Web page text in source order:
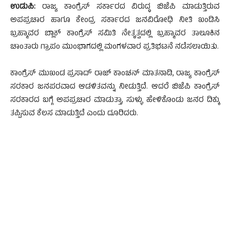
ಉಡುಪಿ: ರಾಜ್ಯ ಕಾಂಗ್ರೆಸ್ ಸರ್ಕಾರದ ವಿರುದ್ಧ ಬಿಜೆಪಿ ಮಾಡುತ್ತಿರುವ
ಅಪಪ್ರಚಾರ ಹಾಗೂ ಕೇಂದ್ರ ಸರ್ಕಾರದ ಜನವಿರೋಧಿ ನೀತಿ ಖಂಡಿಸಿ
ಬ್ರಹ್ಮಾವರ ಬ್ಲಾಕ್ ಕಾಂಗ್ರೆಸ್ ಸಮಿತಿ ನೇತೃತ್ವದಲ್ಲಿ ಬ್ರಹ್ಮಾವರ ತಾಲೂಕಿನ
ಚಾಂತಾರು ಗ್ರಾಪಂ ಮುಂಭಾಗದಲ್ಲಿ ಮಂಗಳವಾರ ಪ್ರತಿಭಟನೆ ನಡೆಸಲಾಯಿತು.
ಕಾಂಗ್ರೆಸ್ ಮುಖಂಡ ಪ್ರಸಾದ್ ರಾಜ್ ಕಾಂಚನ್ ಮಾತನಾಡಿ, ರಾಜ್ಯ ಕಾಂಗ್ರೆಸ್
ಸರಕಾರ ಜನಪರವಾದ ಆಡಳಿತವನ್ನು ನೀಡುತ್ತಿದೆ. ಆದರೆ ಬಿಜೆಪಿ ಕಾಂಗ್ರೆಸ್
ಸರಕಾರದ ಬಗ್ಗೆ ಅಪಪ್ರಚಾರ ಮಾಡುತ್ತಾ, ಸುಳ್ಳು ಹೇಳಿಕೊಂಡು ಜನರ ದಿಕ್ಕು
ತಪ್ಪಿಸುವ ಕೆಲಸ ಮಾಡುತ್ತಿದೆ ಎಂದು ದೂರಿದರು.